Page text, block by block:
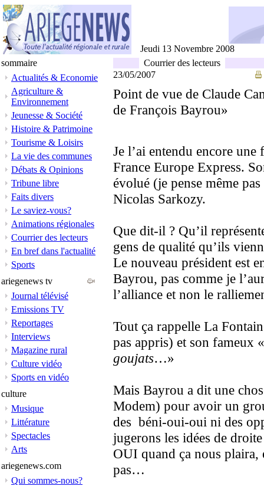
Jeudi 13 Novembre 2008
sommaire
Actualités & Economie
Agriculture &
Environnement
Jeunesse & Société
Histoire & Patrimoine
Tourisme & Loisirs
La vie des communes
Débats & Opinions
Tribune libre
Faits divers
Le saviez-vous?
Animations régionales
Courrier des lecteurs
En bref dans l'actualité
Sports
ariegenews tv
Journal télévisé
Emissions TV
Reportages
Interviews
Magazine rural
Culture vidéo
Sports en vidéo
culture
Musique
Littérature
Spectacles
Arts
ariegenews.com
Qui sommes-nous?
Courrier des lecteurs
23/05/2007
Point de vue de Claude
de François Bayrou»
Je l’ai entendu encore une
France Europe Express.
évolué (je pense même
Nicolas Sarkozy.
Que dit-il ? Qu’il
gens de qualité qu’ils
Le nouveau président est
Bayrou, pas comme je
l’alliance et non le
Tout ça rappelle La
pas appris) et son fameux «
goujats…»
Mais Bayrou a dit une
Modem) pour avoir un
des béni-oui-oui ni des
jugerons les idées de
OUI quand ça nous
pas…